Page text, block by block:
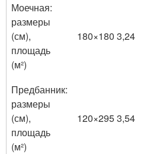
Моечная:
размеры
(см),
площадь
(м²)
180×180 3,24
Предбанник:
размеры
(см),
площадь
(м²)
120×295 3,54